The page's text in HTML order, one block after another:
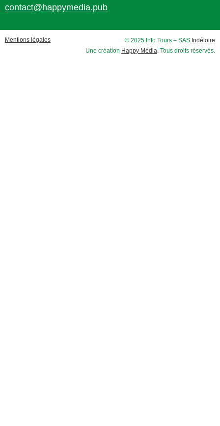
contact@happymedia.pub
Mentions légales © 2025 Info Tours – SAS Indéloire
Une création Happy Média . Tous droits réservés.